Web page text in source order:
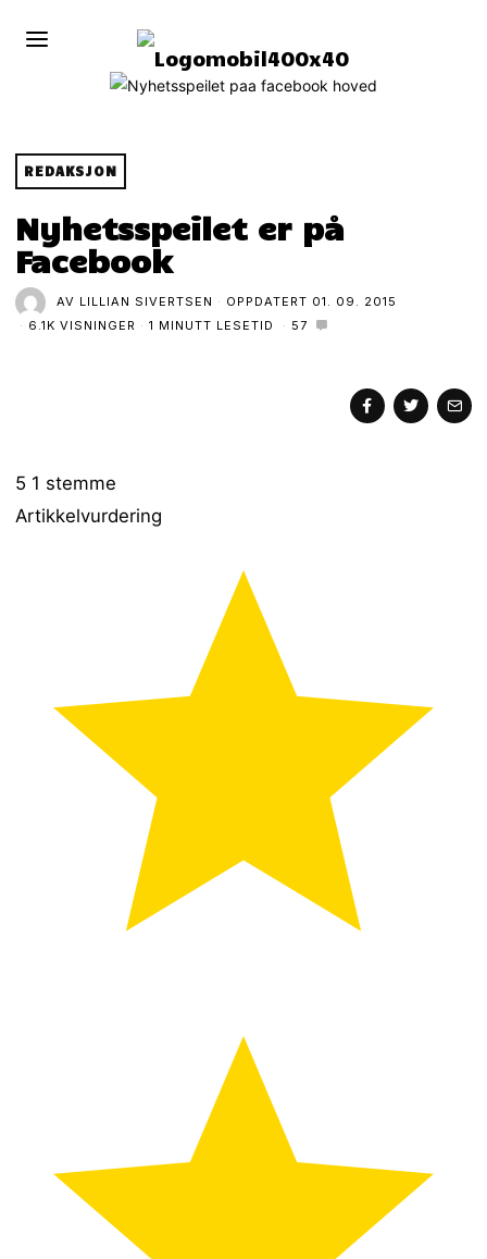
REDAKSJON
Nyhetsspeilet er på
Facebook
AV LILLIAN SIVERTSEN OPPDATERT 01. 09. 2015
6.1K VISNINGER
1 MINUTT LESETID 57
5 1 stemme
Artikkelvurdering